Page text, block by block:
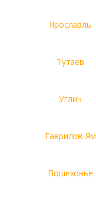
Ярославль
Тутаев
Углич
Гаврилов-Ям
Пошехонье